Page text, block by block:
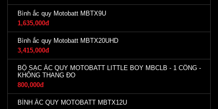
Bình ắc quy Motobatt MBTX9U
1,635,000đ
Bình ắc quy Motobatt MBTX20UHD
3,415,000đ
BỘ SẠC ẮC QUY MOTOBATT LITTLE BOY MBCLB - 1 CỔNG -
KHÔNG THANG ĐO
800,000đ
BÌNH ẮC QUY MOTOBATT MBTX12U